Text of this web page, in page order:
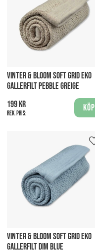
VINTER & BLOOM SOFT GRID EKO
GALLERFILT PEBBLE GREIGE
199 kr
Rek. pris:
Köp
VINTER & BLOOM SOFT GRID EKO
GALLERFILT DIM BLUE